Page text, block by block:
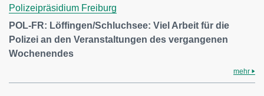
Polizeipräsidium Freiburg
POL-FR: Löffingen/Schluchsee: Viel Arbeit für die
Polizei an den Veranstaltungen des vergangenen
Wochenendes
mehr